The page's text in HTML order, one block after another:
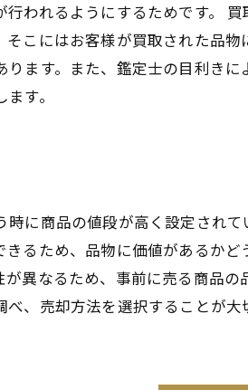
われるようにするためです。
こにはお客様が買取された品
ます。また、鑑定士の目利き
す。
に商品の値段が高く設定され
るため、品物に価値があるか
異なるため、事前に売る商品
、売却方法を選択することが